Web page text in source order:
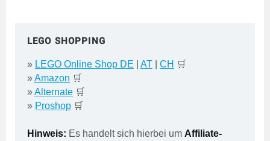
LEGO SHOPPING
» LEGO Online Shop DE AT CH 🛒
»Amazon 🛒
»Alternate 🛒
» Proshop 🛒
Hinweis: Es handelt sich hierbei um Affiliate-